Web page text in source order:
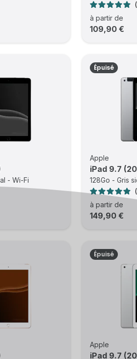
à partir de
109,90 €
- Wi-Fi
Épuisé
Apple
iPad 9.7
128Go - Gris
à partir de
149,90 €
Épuisé
Apple
iPad 9.7